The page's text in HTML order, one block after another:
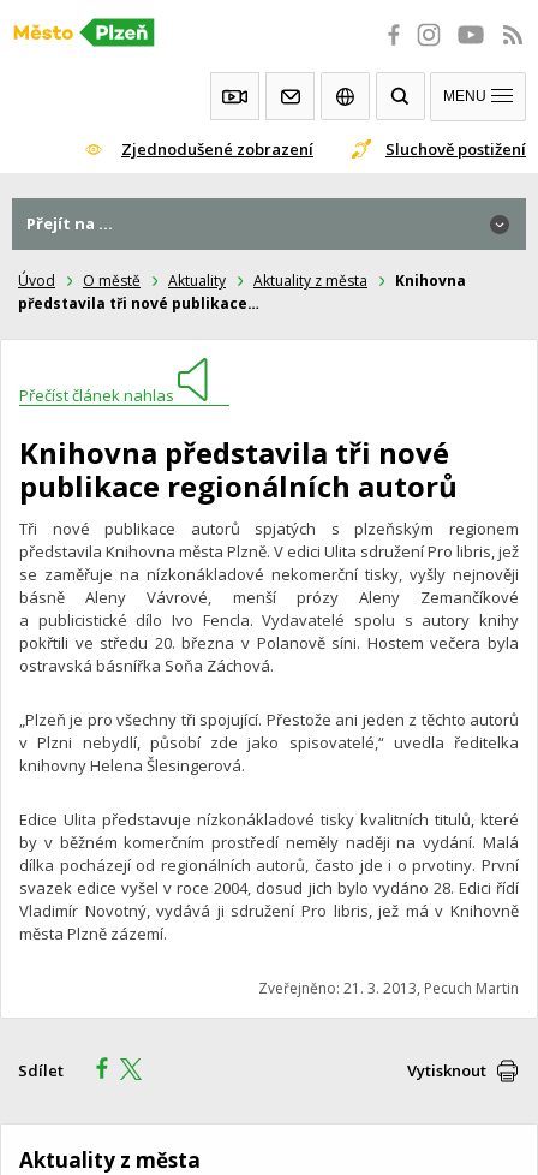
Přeskočit
Zjednodušené zobrazení Sluchově postižení
MENU
Úvod O městě Aktuality Aktuality z města
Knihovna
představila tři nové publikace…
Přečíst článek nahlas
Knihovna představila tři nové
publikace regionálních autorů
Tři nové publikace autorů spjatých s plzeňským regionem
představila Knihovna města Plzně. V edici Ulita sdružení Pro libris, jež
se zaměřuje na nízkonákladové nekomerční tisky, vyšly nejnověji
básně Aleny Vávrové, menší prózy Aleny Zemančíkové
a publicistické dílo Ivo Fencla. Vydavatelé spolu s autory knihy
pokřtili ve středu 20. března v Polanově síni. Hostem večera byla
ostravská básnířka Soňa Záchová.
„Plzeň je pro všechny tři spojující. Přestože ani jeden z těchto autorů
v Plzni nebydlí, působí zde jako spisovatelé,“ uvedla ředitelka
knihovny Helena Šlesingerová.
Edice Ulita představuje nízkonákladové tisky kvalitních titulů, které
by v běžném komerčním prostředí neměly naději na vydání. Malá
dílka pocházejí od regionálních autorů, často jde i o prvotiny. První
svazek edice vyšel v roce 2004, dosud jich bylo vydáno 28. Edici řídí
Vladimír Novotný, vydává ji sdružení Pro libris, jež má v Knihovně
města Plzně zázemí.
Zveřejněno: 21. 3. 2013, Pecuch Martin
Sdílet Vytisknout
Přejít na ...
Aktuality z města